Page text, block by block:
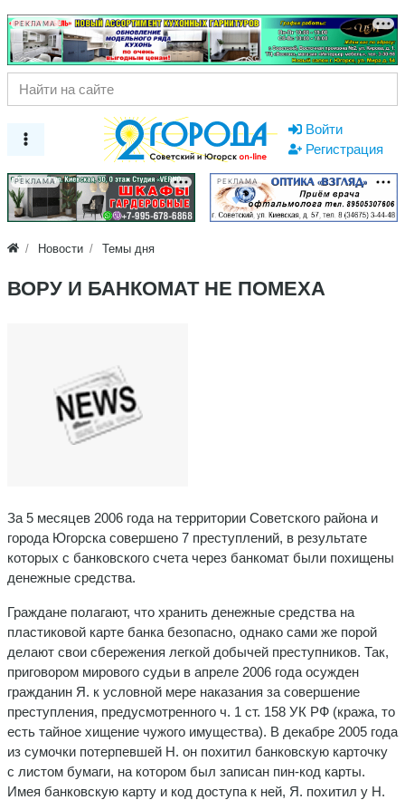
РЕКЛАМА
Войти
Регистрация
РЕКЛАМА РЕКЛАМА
Новости Темы дня
ВОРУ И БАНКОМАТ НЕ ПОМЕХА
За 5 месяцев 2006 года на территории Советского района и
города Югорска совершено 7 преступлений, в результате
которых с банковского счета через банко­мат были похищены
денежные средства.
Граждане полагают, что хранить денежные сред­ства на
пластиковой карте банка безопасно, однако сами же порой
делают свои сбережения легкой до­бычей преступников. Так,
приговором мирового су­дьи в апреле 2006 года осужден
гражданин Я. к ус­ловной мере наказания за совершение
преступле­ния, предусмотренного ч. 1 ст. 158 УК РФ (кража, то
есть тайное хищение чужого имущества). В декабре 2005 года
из сумочки потерпевшей Н. он похитил банковскую карточку
с листом бумаги, на котором был записан пин-код карты.
Имея банковскую карту и код доступа к ней, Я. похитил у Н.